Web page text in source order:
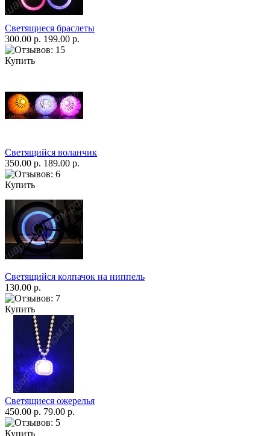
Светящиеся браслеты
300.00 р. 199.00 р.
Купить
Светящийся воланчик
350.00 р. 189.00 р.
Купить
Светящийся колпачок на ниппель
130.00 р.
Купить
Светящиеся ожерелья
450.00 р. 79.00 р.
Купить